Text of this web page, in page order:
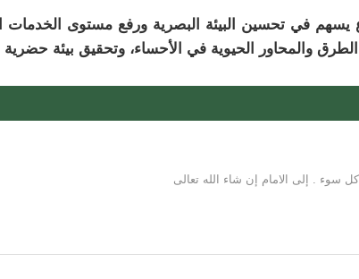
يسهم في تحسين البيئة البصرية ورفع مستوى الخدمات
الطرق والمحاور الحيوية في الأحساء، وتحقيق بيئة
كل سوء . إلى الامام إن شاء الله تعالى